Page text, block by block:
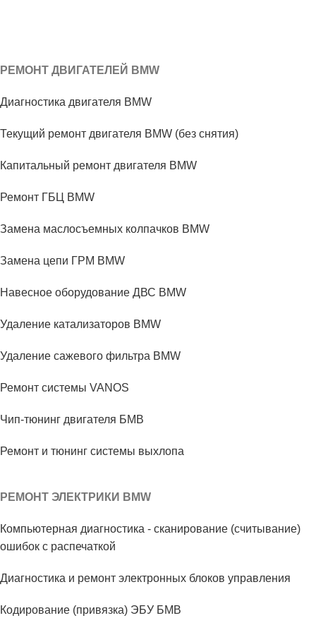
РЕМОНТ ДВИГАТЕЛЕЙ BMW
Диагностика двигателя BMW
Текущий ремонт двигателя BMW (без снятия)
Капитальный ремонт двигателя BMW
Ремонт ГБЦ BMW
Замена маслосъемных колпачков BMW
Замена цепи ГРМ BMW
Навесное оборудование ДВС BMW
Удаление катализаторов BMW
Удаление сажевого фильтра BMW
Ремонт системы VANOS
Чип-тюнинг двигателя БМВ
Ремонт и тюнинг системы выхлопа
РЕМОНТ ЭЛЕКТРИКИ BMW
Компьютерная диагностика - сканирование (считывание)
ошибок с распечаткой
Диагностика и ремонт электронных блоков управления
Кодирование (привязка) ЭБУ БМВ